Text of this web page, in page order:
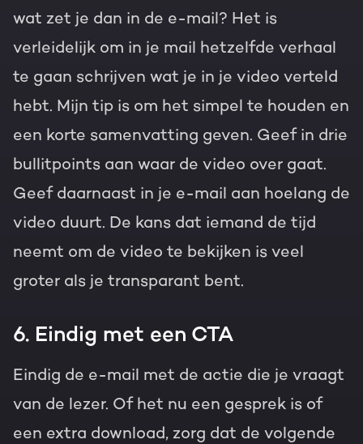
wat zet je dan in de e-mail? Het is
verleidelijk om in je mail hetzelfde verhaal
te gaan schrijven wat je in je video verteld
hebt. Mijn tip is om het simpel te houden en
een korte samenvatting geven. Geef in drie
bullitpoints aan waar de video over gaat.
Geef daarnaast in je e-mail aan hoelang de
video duurt. De kans dat iemand de tijd
neemt om de video te bekijken is veel
groter als je transparant bent.
6. Eindig met een CTA
Eindig de e-mail met de actie die je vraagt
van de lezer. Of het nu een gesprek is of
een extra download, zorg dat de volgende